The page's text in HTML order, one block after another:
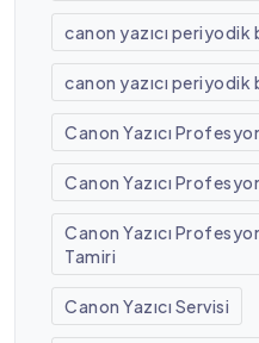
canon yazıcı periyodik
canon yazıcı periyodik
Canon Yazıcı
Canon Yazıcı
Canon Yazıcı
Tamiri
Canon Yazıcı Servisi